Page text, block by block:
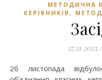
МЕТОДИЧНА
КЕРІВНИКІВ ,
27.11.2025 /
26 листопада відбулося засідання методичного